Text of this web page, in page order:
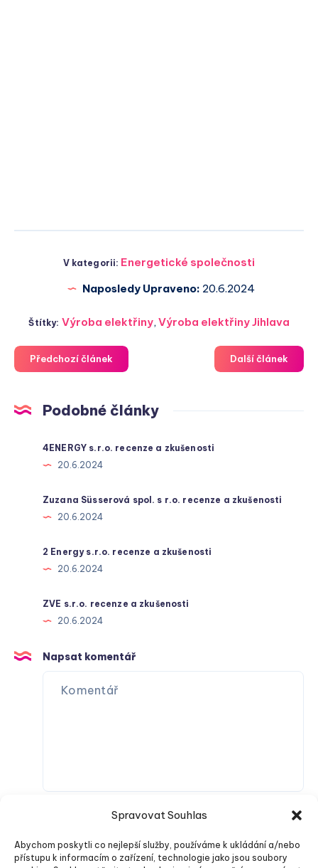
Spravovat Souhlas
Abychom poskytli co nejlepší služby, používáme k ukládání a/nebo
přístupu k informacím o zařízení, technologie jako jsou soubory
V kategorii: Energetické společnosti
Naposledy Upraveno: 20.6.2024
Štítky: Výroba elektřiny, Výroba elektřiny Jihlava
Předchozí článek Další článek
Podobné články
4ENERGY s.r.o. recenze a zkušenosti
20.6.2024
Zuzana Süsserová spol. s r.o. recenze a zkušenosti
20.6.2024
2 Energy s.r.o. recenze a zkušenosti
20.6.2024
ZVE s.r.o. recenze a zkušenosti
20.6.2024
Napsat komentář